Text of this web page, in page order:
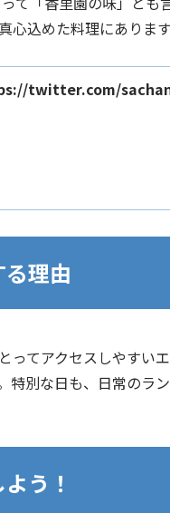
込めた料理にあります
twitter.com/
理由
ってアクセスしやすい
特別な日も、日常のラ
う！